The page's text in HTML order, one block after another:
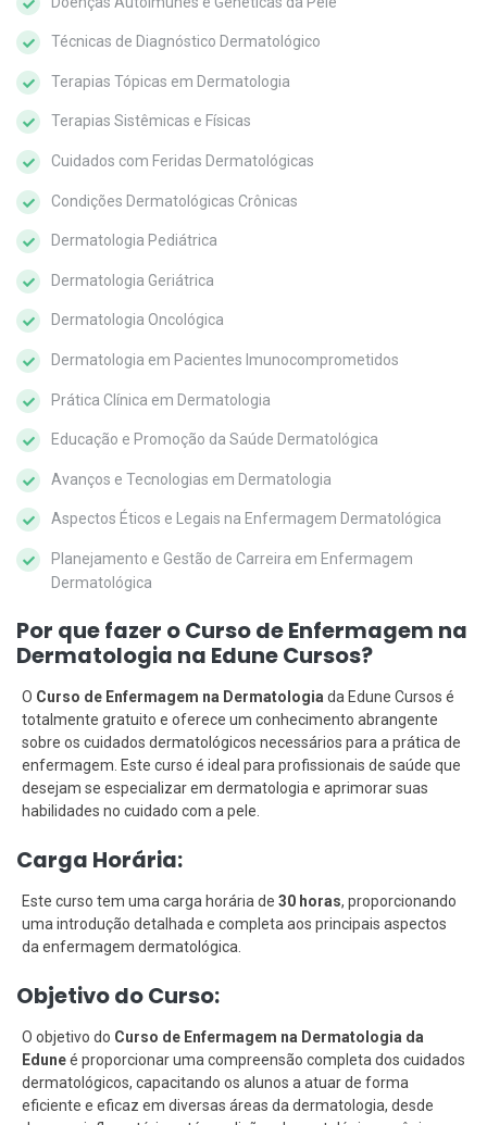
Técnicas de Diagnóstico Dermatológico
Terapias Tópicas em Dermatologia
Terapias Sistêmicas e Físicas
Cuidados com Feridas Dermatológicas
Condições Dermatológicas Crônicas
Dermatologia Pediátrica
Dermatologia Geriátrica
Dermatologia Oncológica
Dermatologia em Pacientes Imunocomprometidos
Prática Clínica em Dermatologia
Educação e Promoção da Saúde Dermatológica
Avanços e Tecnologias em Dermatologia
Aspectos Éticos e Legais na Enfermagem Dermatológica
Planejamento e Gestão de Carreira em Enfermagem
Dermatológica
Por que fazer o Curso de Enfermagem na
Dermatologia na Edune Cursos?
O Curso de Enfermagem na Dermatologia da Edune Cursos é
totalmente gratuito e oferece um conhecimento abrangente
sobre os cuidados dermatológicos necessários para a prática de
enfermagem. Este curso é ideal para profissionais de saúde que
desejam se especializar em dermatologia e aprimorar suas
habilidades no cuidado com a pele.
Carga Horária:
Este curso tem uma carga horária de 30 horas, proporcionando
uma introdução detalhada e completa aos principais aspectos
da enfermagem dermatológica.
Objetivo do Curso:
O objetivo do Curso de Enfermagem na Dermatologia da
Eduneé proporcionar uma compreensão completa dos cuidados
dermatológicos, capacitando os alunos a atuar de forma
eficiente e eficaz em diversas áreas da dermatologia, desde